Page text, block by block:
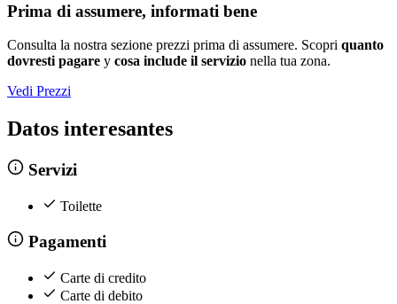
Prima di assumere, informati bene
Consulta la nostra sezione prezzi prima di assumere. Scopri quanto
dovresti pagare y cosa include il servizio nella tua zona.
Vedi Prezzi
Datos interesantes
Servizi
Toilette
Pagamenti
Carte di credito
Carte di debito